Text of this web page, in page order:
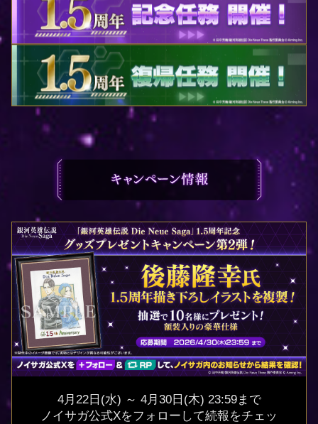
4月22日(水) ～ 4月30日(木) 23:59まで
ノイサガ公式Xをフォローして続報をチェッ